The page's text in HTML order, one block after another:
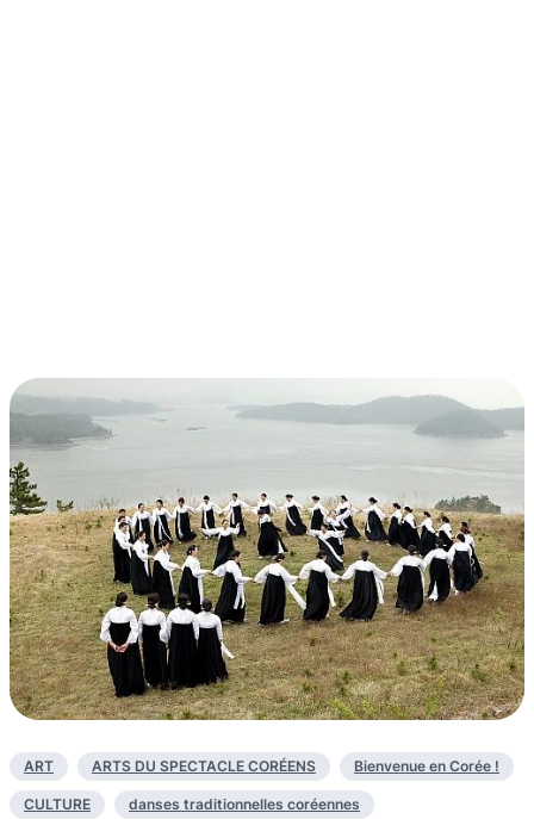
ART ARTS DU SPECTACLE CORÉENS Bienvenue en Corée !
CULTURE danses traditionnelles coréennes